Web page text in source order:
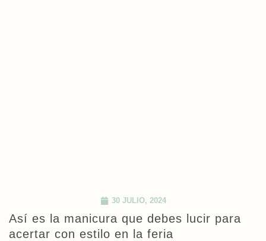
30 JULIO, 2024
Así es la manicura que debes lucir para
acertar con estilo en la feria